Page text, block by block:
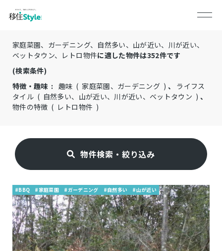
家庭菜園、ガーデニング、自然多い、山が近い、川が近い、
ベットタウン、レトロ物件に適した物件は352件です
(検索条件)
特徴・趣味 : 趣味 ( 家庭菜園、ガーデニング ) 、 ライフス
タイル ( 自然多い、山が近い、川が近い、ベットタウン ) 、
物件の特徴 ( レトロ物件 )
物件検索・絞り込み
#BBQ #家庭菜園 #ガーデニング #自然多い #山が近い